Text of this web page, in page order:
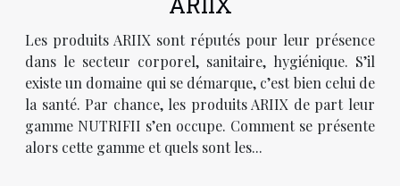
Les produits ARIIX sont réputés pour leur présence
dans le secteur corporel, sanitaire, hygiénique. S’il
existe un domaine qui se démarque, c’est bien celui de
la santé. Par chance, les produits ARIIX de part leur
gamme NUTRIFII s’en occupe. Comment se présente
alors cette gamme et quels sont les...